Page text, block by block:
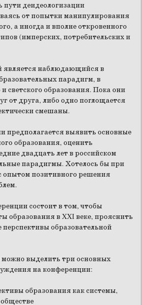
пути деидеологизации
от попытки манипулирования
а иногда и вполне откровенного
(имперских, потребительских и
является наблюдающийся в
парадигм, в
светского образования. Пока они
от друга, либо одно поглощается
смешаны.
предполагается выявить основные
образования, оценить
двадцать лет в российском
парадигмы. Хотелось бы при
опытом позитивного решения
состоит в том, чтобы
образования в XXI веке, прояснить
перспективы образовательной
можно выделить три основных
на конференции:
образования как системы,